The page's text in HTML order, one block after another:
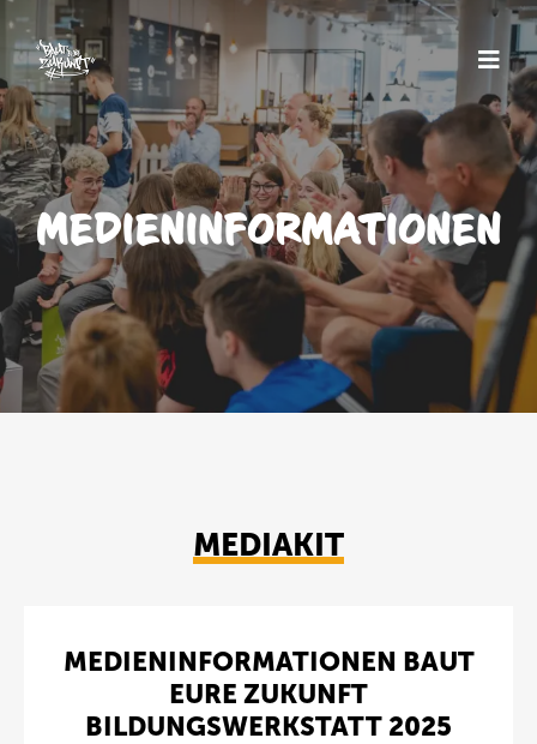
MEDIEN­INFORMATIONEN
MEDIAKIT
MEDIENINFORMATIONEN BAUT
EURE ZUKUNFT
BILDUNGSWERKSTATT 2025